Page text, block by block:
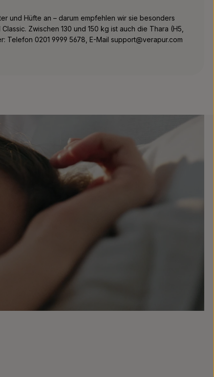
und Hüfte an – darum empfehlen wir sie besonders
Zwischen 130 und 150 kg ist auch die Thara (H5,
Telefon 0201 9999 5678, E-Mail support@verapur.com